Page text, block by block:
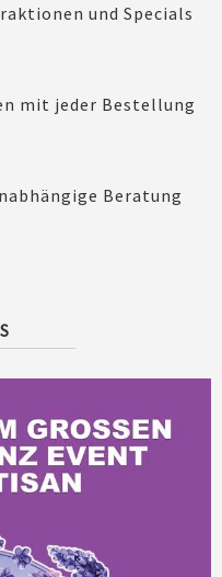
und Specials
mit jeder Bestellung
Beratung